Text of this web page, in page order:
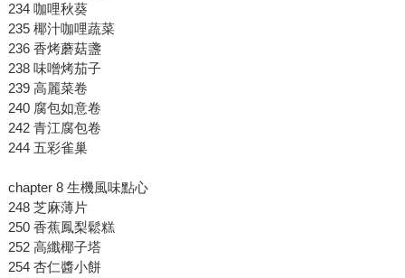
234 咖哩秋葵
235 椰汁咖哩蔬菜
236 香烤蘑菇盞
238 味噌烤茄子
239 高麗菜卷
240 腐包如意卷
242 青江腐包卷
244 五彩雀巢
chapter 8 生機風味點心
248 芝麻薄片
250 香蕉鳳梨鬆糕
252 高纖椰子塔
254 杏仁醬小餅